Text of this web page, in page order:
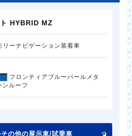
HYBRID MZ
リーナビゲーション装着車
フロンティアブルーパールメタ
ンルーフ
の他の展示車/試乗車